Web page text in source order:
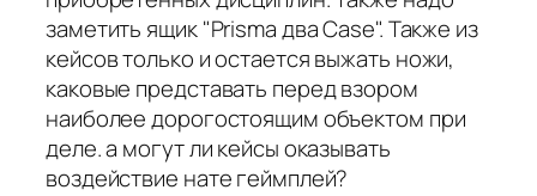
заметить ящик "Prisma два Case". Также из
кейсов только и остается выжать ножи,
каковые представать перед взором
наиболее дорогостоящим объектом при
деле. а могут ли кейсы оказывать
воздействие нате геймплей?